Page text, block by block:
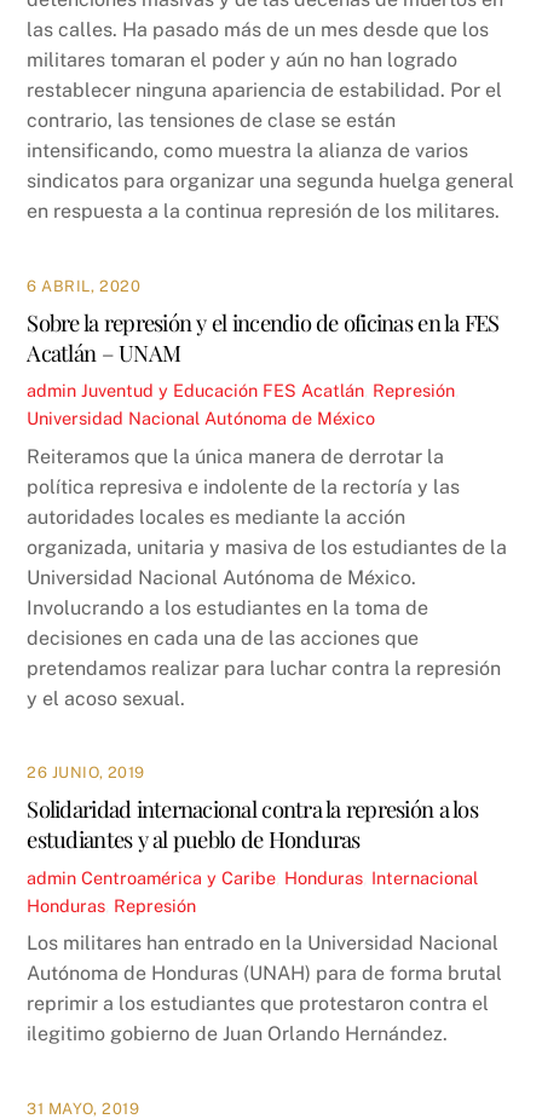
las calles. Ha pasado más de un mes desde que los
militares tomaran el poder y aún no han logrado
restablecer ninguna apariencia de estabilidad. Por el
contrario, las tensiones de clase se están
intensificando, como muestra la alianza de varios
sindicatos para organizar una segunda huelga general
en respuesta a la continua represión de los militares.
6 ABRIL, 2020
Sobre la represión y el incendio de oficinas en la FES
Acatlán – UNAM
admin Juventud y Educación FES Acatlán Represión
Universidad Nacional Autónoma de México
Reiteramos que la única manera de derrotar la
política represiva e indolente de la rectoría y las
autoridades locales es mediante la acción
organizada, unitaria y masiva de los estudiantes de la
Universidad Nacional Autónoma de México.
Involucrando a los estudiantes en la toma de
decisiones en cada una de las acciones que
pretendamos realizar para luchar contra la represión
y el acoso sexual.
26 JUNIO, 2019
Solidaridad internacional contra la represión a los
estudiantes y al pueblo de Honduras
admin Centroamérica y Caribe Honduras Internacional
Honduras Represión
Los militares han entrado en la Universidad Nacional
Autónoma de Honduras (UNAH) para de forma brutal
reprimir a los estudiantes que protestaron contra el
ilegitimo gobierno de Juan Orlando Hernández.
31 MAYO, 2019